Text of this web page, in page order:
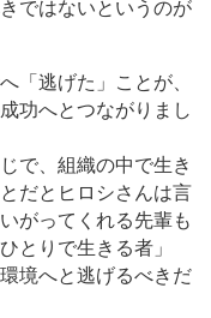
ではないというのが
「逃げた」ことが、
功へとつながりまし
で、組織の中で生き
だとヒロシさんは言
がってくれる先輩も
とりで生きる者」
境へと逃げるべきだ